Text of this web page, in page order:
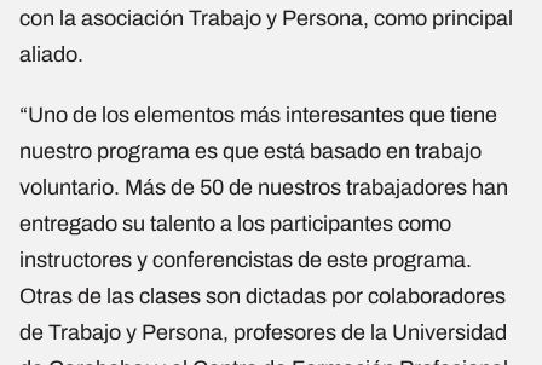
con la asociación Trabajo y Persona, como principal
aliado.
“Uno de los elementos más interesantes que tiene
nuestro programa es que está basado en trabajo
voluntario. Más de 50 de nuestros trabajadores han
entregado su talento a los participantes como
instructores y conferencistas de este programa.
Otras de las clases son dictadas por colaboradores
de Trabajo y Persona, profesores de la Universidad